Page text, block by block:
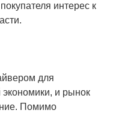
интерес к
для
и рынок
Помимо